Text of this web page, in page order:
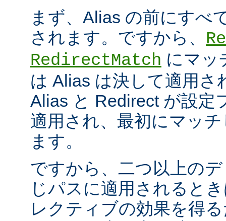
まず、Alias の前にすべ
されます。ですから、
RedirectMatch にマッ
は Alias は決して適用さ
Alias と Redirect が設定
適用され、最初にマッ
ます。
ですから、二つ以上の
じパスに適用されると
レクティブの効果を得